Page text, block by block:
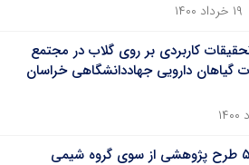
۱۹ خرداد ۱۴۰۰
کاربردی بر روی گلاب در مجتمع
گیاهان دارویی جهاددانشگاهی خراسان
انعقاد ۵ طرح پژوهشی از سوی گروه شیمی